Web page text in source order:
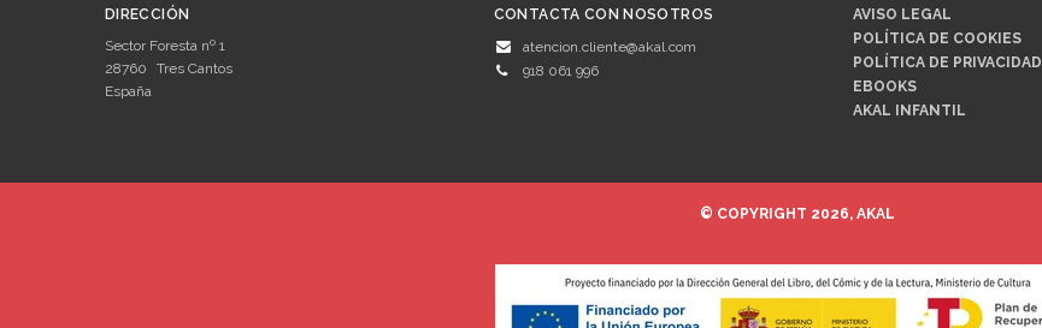
DIRECCIÓN
Sector Foresta nº 1
28760
Tres Cantos
España
CONTACTA CON NOSOTROS
atencion.cliente@akal.com
918 061 996
AVISO LEGAL
POLÍTICA DE COOKIES
POLÍTICA DE PRIVACIDAD
EBOOKS
AKAL INFANTIL
© COPYRIGHT 2026, AKAL